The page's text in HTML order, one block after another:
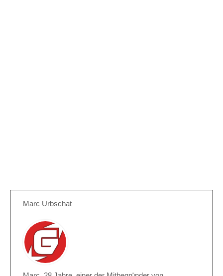
Marc Urbschat